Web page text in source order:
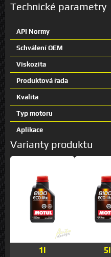
Technické parametry
API Normy
Schválení OEM
Viskozita
Produktová řada
Kvalita
Typ motoru
Aplikace
Varianty produktu
1l 5l